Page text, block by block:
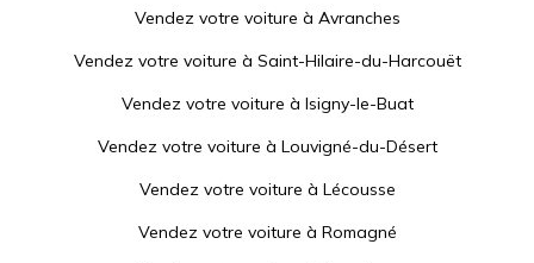
Vendez votre voiture à Avranches
Vendez votre voiture à Saint-Hilaire-du-Harcouët
Vendez votre voiture à Isigny-le-Buat
Vendez votre voiture à Louvigné-du-Désert
Vendez votre voiture à Lécousse
Vendez votre voiture à Romagné